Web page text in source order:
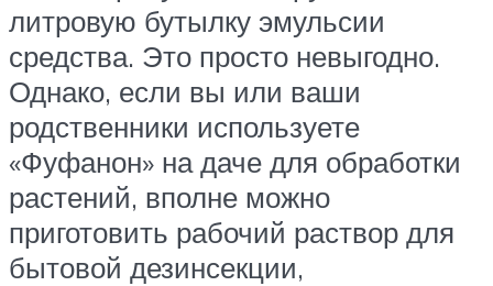
литровую бутылку эмульсии
средства. Это просто невыгодно.
Однако, если вы или ваши
родственники используете
«Фуфанон» на даче для обработки
растений, вполне можно
приготовить рабочий раствор для
бытовой дезинсекции,